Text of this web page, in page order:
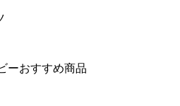
ーおすすめ商品